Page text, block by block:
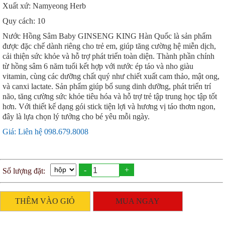
Xuất xứ: Namyeong Herb
Quy cách: 10
Nước Hồng Sâm Baby GINSENG KING Hàn Quốc là sản phẩm
được đặc chế dành riêng cho trẻ em, giúp tăng cường hệ miễn dịch,
cải thiện sức khỏe và hỗ trợ phát triển toàn diện. Thành phần chính
từ hồng sâm 6 năm tuổi kết hợp với nước ép táo và nho giàu
vitamin, cùng các dưỡng chất quý như chiết xuất cam thảo, mật ong,
và canxi lactate. Sản phẩm giúp bổ sung dinh dưỡng, phát triển trí
não, tăng cường sức khỏe tiêu hóa và hỗ trợ trẻ tập trung học tập tốt
hơn. Với thiết kế dạng gói stick tiện lợi và hương vị táo thơm ngon,
đây là lựa chọn lý tưởng cho bé yêu mỗi ngày.
Giá: Liên hệ 098.679.8008
Số lượng đặt: - +
THÊM VÀO GIỎ MUA NGAY